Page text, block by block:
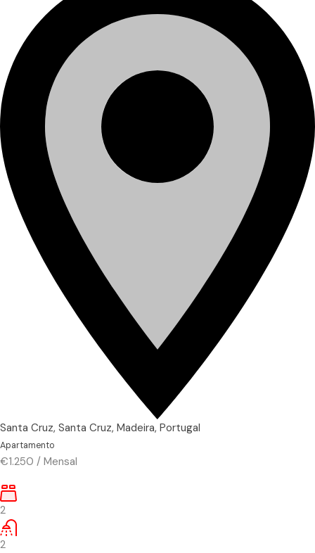
Santa Cruz, Santa Cruz, Madeira, Portugal
Apartamento
€1.250 / Mensal
2
2